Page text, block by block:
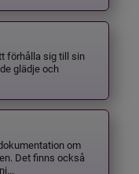
förhålla sig till sin
glädje och
om
Det finns också